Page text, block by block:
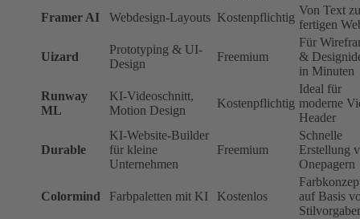
Framer AI
Webdesign-Layouts Kostenpflichtig
Von Text
fertigen
Uizard
Prototyping & UI-
Design
Freemium
Für
&
in Minuten
Runway
ML
KI-Videoschnitt,
Motion Design
Kostenpflichtig
Ideal für
moderne
Header
Durable
KI-Website-Builder
für kleine
Unternehmen
Freemium
Schnelle
Erstellung
Onepagern
Colormind Farbpaletten mit KI Kostenlos
auf Basis